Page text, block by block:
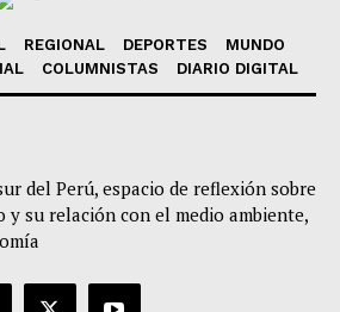
REGIONAL DEPORTES
MUNDO
COLUMNISTAS DIARIO DIGITAL
del Perú, espacio de reflexión sobre
su relación con el medio ambiente,